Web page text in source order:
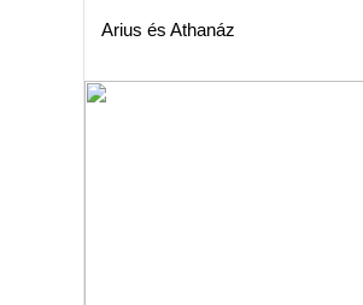
Arius és Athanáz